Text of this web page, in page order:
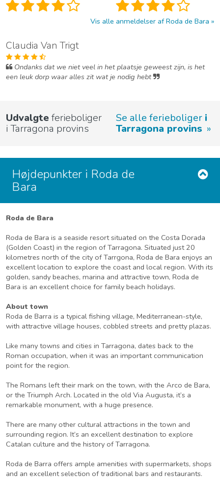
Vis alle anmeldelser af Roda de Bara
Claudia Van Trigt
Ondanks dat we niet veel in het plaatsje geweest zijn, is het
een leuk dorp waar alles zit wat je nodig hebt
Udvalgte ferieboliger
i Tarragona provins
Se alle ferieboliger i
Tarragona provins
Højdepunkter i Roda de
Bara
Roda de Bara
Roda de Bara is a seaside resort situated on the Costa Dorada
(Golden Coast) in the region of Tarragona. Situated just 20
kilometres north of the city of Tarrgona, Roda de Bara enjoys an
excellent location to explore the coast and local region. With its
golden, sandy beaches, marina and attractive town, Roda de
Bara is an excellent choice for family beach holidays.
About town
Roda de Barra is a typical fishing village, Mediterranean-style,
with attractive village houses, cobbled streets and pretty plazas.
Like many towns and cities in Tarragona, dates back to the
Roman occupation, when it was an important communication
point for the region.
The Romans left their mark on the town, with the Arco de Bara,
or the Triumph Arch. Located in the old Via Augusta, it’s a
remarkable monument, with a huge presence.
There are many other cultural attractions in the town and
surrounding region. It’s an excellent destination to explore
Catalan culture and the history of Tarragona.
Roda de Barra offers ample amenities with supermarkets, shops
and an excellent selection of traditional bars and restaurants.